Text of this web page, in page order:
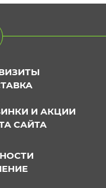
И АКЦИИ
САЙТА